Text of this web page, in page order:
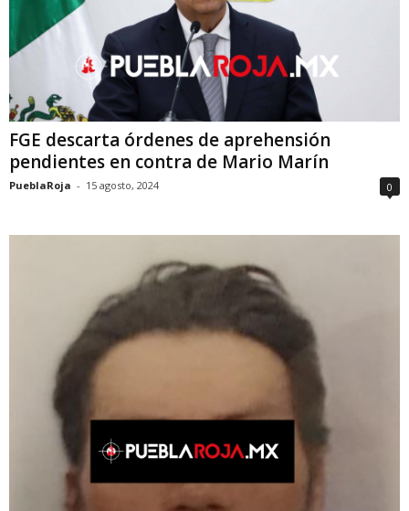
FGE descarta órdenes de aprehensión
pendientes en contra de Mario Marín
PueblaRoja - 15 agosto, 2024 0